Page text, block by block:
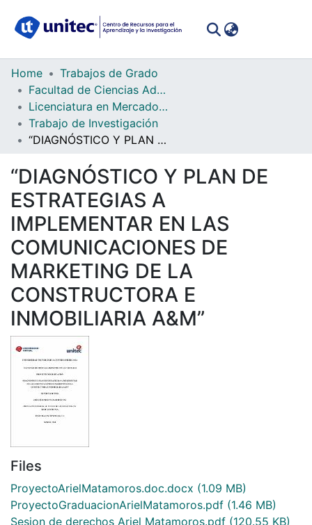
Communities
Collections
All of DSpace
Statistics
Home
Trabajos de Grado
Facultad de Ciencias Administrativas y Sociales
Licenciatura en Mercadotecnia
Trabajo de Investigación
“DIAGNÓSTICO Y PLAN DE ESTRATEGIAS A IMPLEMENTAR EN LAS COMUNICACIONES DE MARKETING DE LA CONSTRUCTORA E INMOBILIARIA A&M”
“DIAGNÓSTICO Y PLAN DE
ESTRATEGIAS A
IMPLEMENTAR EN LAS
COMUNICACIONES DE
MARKETING DE LA
CONSTRUCTORA E
INMOBILIARIA A&M”
Files
ProyectoArielMatamoros.doc.docx (1.09 MB)
ProyectoGraduacionArielMatamoros.pdf (1.46 MB)
Sesion de derechos Ariel Matamoros.pdf (120.55 KB)